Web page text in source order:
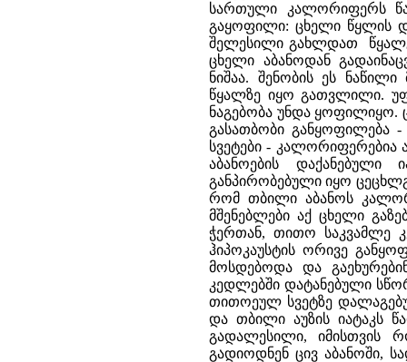
სართული კალორიფერს
გაყოფილი: ცხელი წყლის
შელესილი გახლდათ
ცხელი აბანოდან
ნიშაა. შენობის ეს
წყალზე იყო გათვლილი.
ნაგებობა უნდა ყოფილიყო.
გასათბობი განყოფილება
სვეტები - კალორიფერებია
აბანოების დაქანებული
განპირობებული იყო
რომ თბილი აბანოს
მშენებლები აქ ცხელი
ჭერთან, თითო საკვამლე
ჰიპოკაუსტის ორივე
მოსდებოდა და
კედლებში დატანებული
თითოეულ სვეტზე
და თბილი აუზის იატაკს
გადალესილი, იმისთვის
გადიოდნენ ცივ აბანოში,